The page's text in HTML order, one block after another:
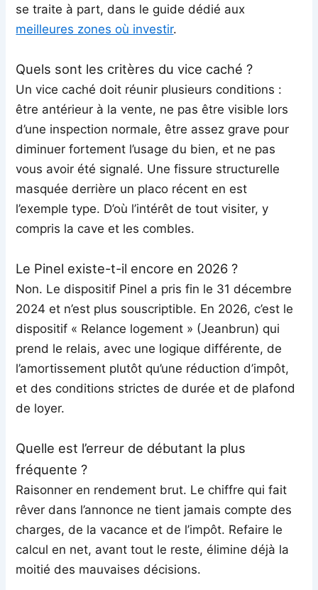
se traite à part, dans le guide dédié aux
meilleures zones où investir.
Quels sont les critères du vice caché ?
Un vice caché doit réunir plusieurs conditions :
être antérieur à la vente, ne pas être visible lors
d’une inspection normale, être assez grave pour
diminuer fortement l’usage du bien, et ne pas
vous avoir été signalé. Une fissure structurelle
masquée derrière un placo récent en est
l’exemple type. D’où l’intérêt de tout visiter, y
compris la cave et les combles.
Le Pinel existe-t-il encore en 2026 ?
Non. Le dispositif Pinel a pris fin le 31 décembre
2024 et n’est plus souscriptible. En 2026, c’est le
dispositif « Relance logement » (Jeanbrun) qui
prend le relais, avec une logique différente, de
l’amortissement plutôt qu’une réduction d’impôt,
et des conditions strictes de durée et de plafond
de loyer.
Quelle est l’erreur de débutant la plus
fréquente ?
Raisonner en rendement brut. Le chiffre qui fait
rêver dans l’annonce ne tient jamais compte des
charges, de la vacance et de l’impôt. Refaire le
calcul en net, avant tout le reste, élimine déjà la
moitié des mauvaises décisions.